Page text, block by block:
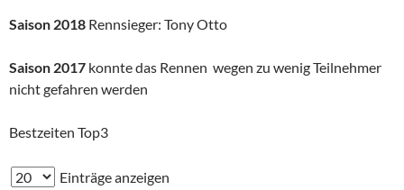
Saison 2018 Rennsieger: Tony Otto
Saison 2017 konnte das Rennen wegen zu wenig Teilnehmer
nicht gefahren werden
Bestzeiten Top3
Einträge anzeigen